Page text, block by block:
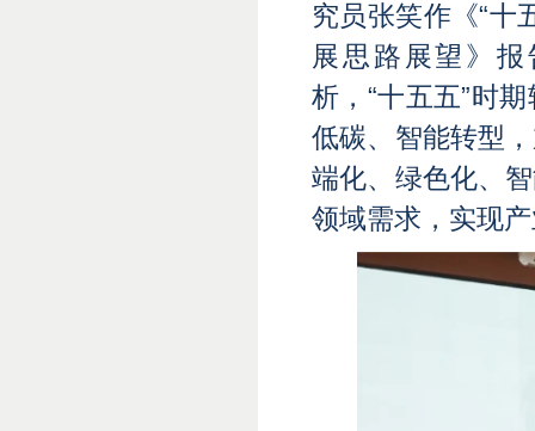
究员张笑作《“十
展思路展望》
析， “十五五”时
低碳、智能转型
端化、绿色化、
领域需求，实现